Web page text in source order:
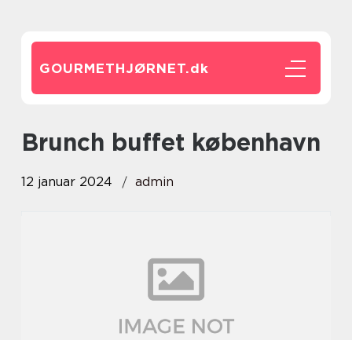
GOURMETHJØRNET.dk
brunch buffet københavn
12 januar 2024 admin